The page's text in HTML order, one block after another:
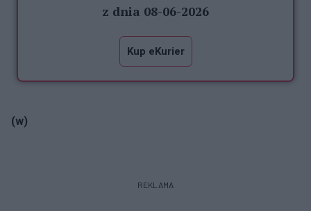
z dnia 08-06-2026
Kup eKurier
(w)
REKLAMA